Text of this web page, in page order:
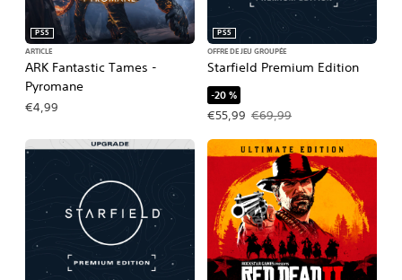
ARK Fantastic Tames -
Pyromane
PS5
ARTICLE
€4,99
Starfield Premium Edition
PS5
OFFRE DE JEU GROUPÉE
-20 %
€55,99
Prix de l'offre : €55,99 Prix initial :
€69,99